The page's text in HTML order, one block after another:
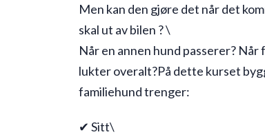
Men kan den gjøre det når det
skal ut av bilen ? \
Når en annen hund passerer?
lukter overalt?På dette kurset
familiehund trenger:
✔ Sitt\